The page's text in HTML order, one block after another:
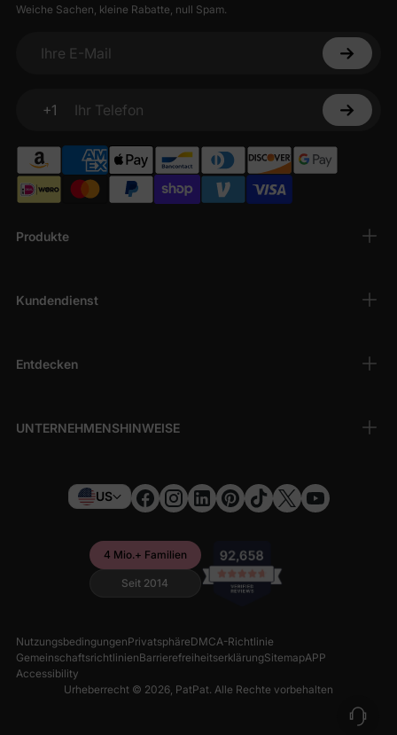
Produkte
Kundendienst
Entdecken
UNTERNEHMENSHINWEISE
Weiche Sachen, kleine Rabatte, null Spam.
Ihre E-Mail
+1
Ihr Telefon
US
4 Mio.+ Familien
Seit 2014
NutzungsbedingungenPrivatsphäreDMCA-Richtlinie
GemeinschaftsrichtlinienBarrierefreiheitserklärungSitemapAPP
Accessibility
Urheberrecht © 2026, PatPat. Alle Rechte vorbehalten